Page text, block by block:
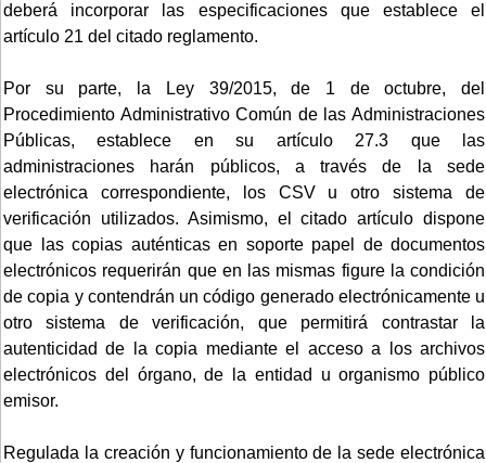
deberá incorporar las especificaciones que establece el
artículo 21 del citado reglamento.
Por su parte, la Ley 39/2015, de 1 de octubre, del
Procedimiento Administrativo Común de las Administraciones
Públicas, establece en su artículo 27.3 que las
administraciones harán públicos, a través de la sede
electrónica correspondiente, los CSV u otro sistema de
verificación utilizados. Asimismo, el citado artículo dispone
que las copias auténticas en soporte papel de documentos
electrónicos requerirán que en las mismas figure la condición
de copia y contendrán un código generado electrónicamente u
otro sistema de verificación, que permitirá contrastar la
autenticidad de la copia mediante el acceso a los archivos
electrónicos del órgano, de la entidad u organismo público
emisor.
Regulada la creación y funcionamiento de la sede electrónica